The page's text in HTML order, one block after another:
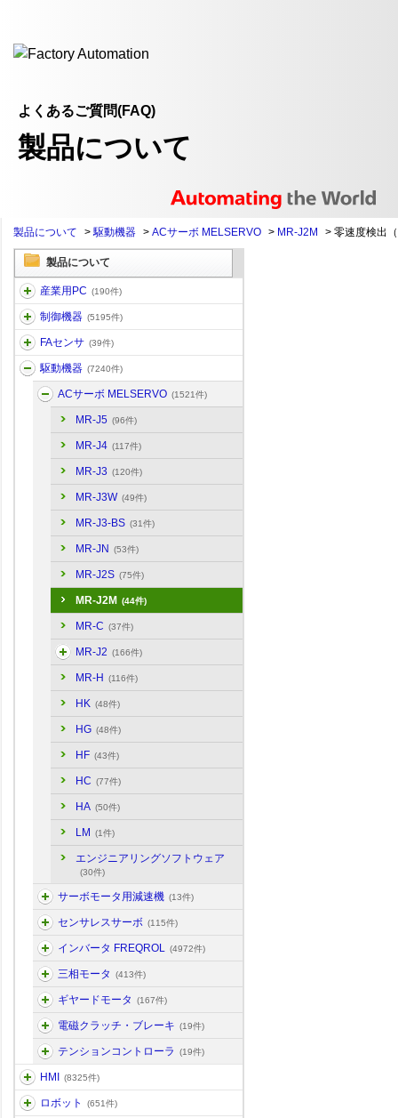
よくあるご質問(FAQ)
製品について
製品について >駆動機器 > ACサーボ MELSERVO > MR-J2M > 零速度検出
製品について
産業用PC (190件)
制御機器 (5195件)
FAセンサ (39件)
駆動機器 (7240件)
ACサーボ MELSERVO (1521件)
MR-J5 (96件)
MR-J4 (117件)
MR-J3 (120件)
MR-J3W (49件)
MR-J3-BS (31件)
MR-JN (53件)
MR-J2S (75件)
MR-J2M (44件)
MR-C (37件)
MR-J2 (166件)
MR-H (116件)
HK (48件)
HG (48件)
HF (43件)
HC (77件)
HA (50件)
LM (1件)
エンジニアリングソフトウェア
(30件)
サーボモータ用減速機 (13件)
センサレスサーボ (115件)
インバータ FREQROL (4972件)
三相モータ (413件)
ギヤードモータ (167件)
電磁クラッチ・ブレーキ (19件)
テンションコントローラ (19件)
HMI (8325件)
ロボット (651件)